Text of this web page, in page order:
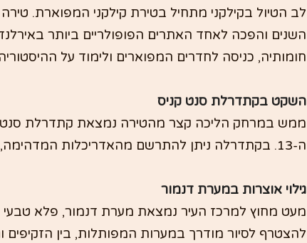
השנים והפכה לאחד האתרים הפופולריים ביותר
חומותיה, כניסה לחדרים המפוארים ולימוד על
השקט בקתדרלת סנט קניס
ממש במרחק הליכה קצר מהטירה נמצאת קתדרלת
ה-13. בקתדרלה ניתן להתרשם מהאדריכלות המדהימה, החלונות המרהיבים והקברים העתיקים.
גילוי אוצרות במערת דנמור
מעט מחוץ למרכז העיר נמצאת מערת דנמור, פלא טבעי
להצטרף לסיור מודרך במערות המפותלות, בין הזקיפים